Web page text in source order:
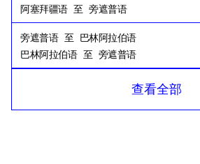
阿塞拜疆语至 旁遮普语
旁遮普语至 巴林阿拉伯语
巴林阿拉伯语至 旁遮普语
查看全部